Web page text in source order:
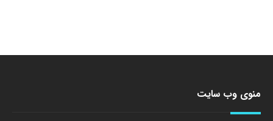
منوی وب سایت